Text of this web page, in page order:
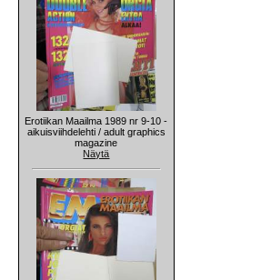
Erotiikan Maailma 1989 nr 9-10 -
aikuisviihdelehti / adult graphics
magazine
Näytä